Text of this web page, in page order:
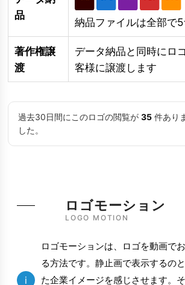
品
納品ファイルは全部で5
著作権譲
渡
データ納品と同時にロ
客様に譲渡します
過去30日間にこのロゴの閲覧が 35 件あり
した。
LOGO MOTION
ロゴモーション
i
ロゴモーションは、ロゴを動画で
る方法です。静止画で表示するの
た企業イメージを感じさせます。